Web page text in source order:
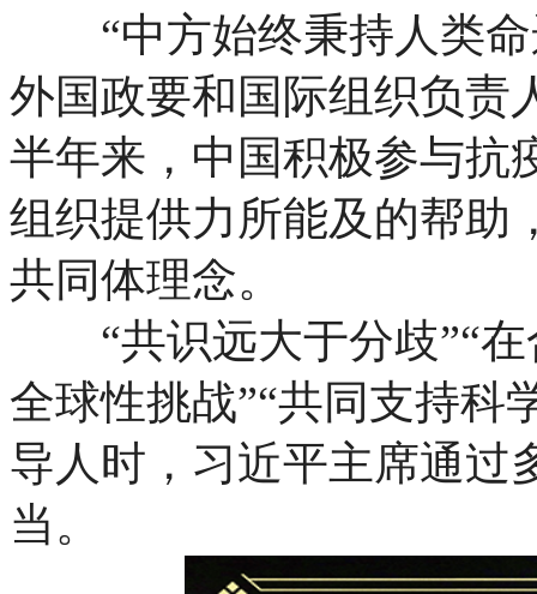
“中方始终秉持人类命
外国政要和国际组织负责
半年来，中国积极参与抗
组织提供力所能及的帮助
共同体理念。
“共识远大于分歧”“在
全球性挑战”“共同支持
导人时，习近平主席通过
当。